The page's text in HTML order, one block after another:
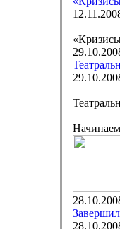
«Кризисы